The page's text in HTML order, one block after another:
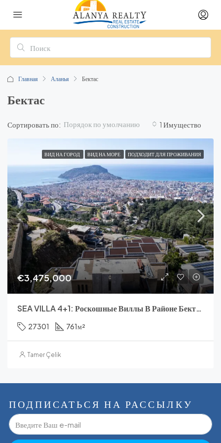
Главная Аланья Бектас
Бектас
1 Имущество
Сортировать по: Порядок по умолчанию
ВИД НА ГОРОД ВИД НА МОРЕ ПОДХОДИТ ДЛЯ ПРОЖИВАНИЯ
€3,475,000
SEA VILLA 4+1: Роскошные Виллы В Районе Бекташ В Алании
27301 761м²
Tamer Çelik
ПОДПИСАТЬСЯ НА РАССЫЛКУ